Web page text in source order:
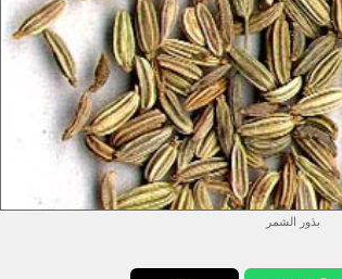
بذور الشمر